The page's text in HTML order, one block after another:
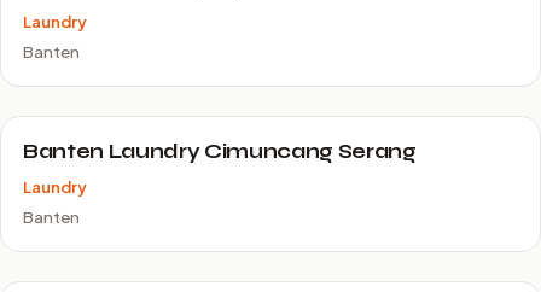
Laundry
Banten
Banten Laundry Cimuncang Serang
Laundry
Banten